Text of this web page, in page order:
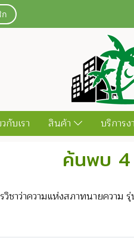
ก
กับเรา สินค้า บริการง
ค้นพบ 4
ชาว่าความแห่งสภาทนายความ